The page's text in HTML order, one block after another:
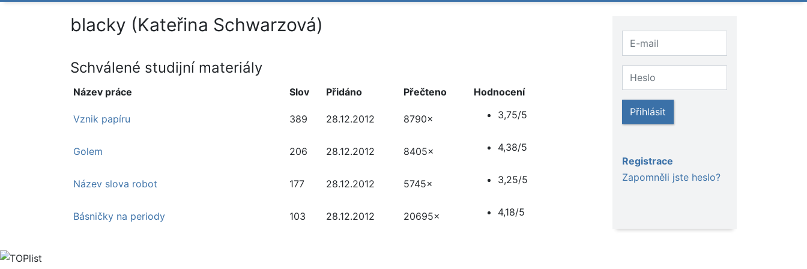
blacky (Kateřina Schwarzová)
Schválené studijní materiály
Název práce Slov Přidáno Přečteno Hodnocení
Vznik papíru 389 28.12.2012 8790× 3,75/5
Golem 206 28.12.2012 8405× 4,38/5
Název slova robot 177 28.12.2012 5745× 3,25/5
Básničky na periody 103 28.12.2012 20695× 4,18/5
Přihlásit
Registrace
Zapomněli jste heslo?